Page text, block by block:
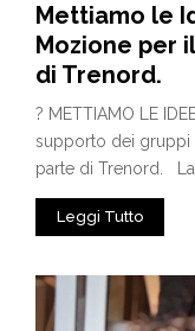
Mettiamo le
Mozione per
di Trenord.
? METTIAMO LE
supporto dei gruppi
parte di Trenord.
Leggi Tutto